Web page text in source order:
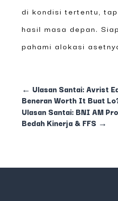
di kondisi tertentu,
hasil masa depan.
pahami alokasi
← Ulasan Santai: Avrist
Beneran Worth It Buat
Ulasan Santai: BNI AM
Bedah Kinerja & FFS →